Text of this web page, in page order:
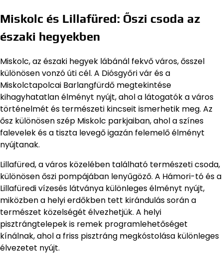
Miskolc és Lillafüred: Őszi csoda az
északi hegyekben
Miskolc, az északi hegyek lábánál fekvő város, ősszel
különösen vonzó úti cél. A Diósgyőri vár és a
Miskolctapolcai Barlangfürdő megtekintése
kihagyhatatlan élményt nyújt, ahol a látogatók a város
történelmét és természeti kincseit ismerhetik meg. Az
ősz különösen szép Miskolc parkjaiban, ahol a színes
falevelek és a tiszta levegő igazán felemelő élményt
nyújtanak.
Lillafüred, a város közelében található természeti csoda,
különösen őszi pompájában lenyűgöző. A Hámori-tó és a
Lillafüredi vízesés látványa különleges élményt nyújt,
miközben a helyi erdőkben tett kirándulás során a
természet közelségét élvezhetjük. A helyi
pisztrángtelepek is remek programlehetőséget
kínálnak, ahol a friss pisztráng megkóstolása különleges
élvezetet nyújt.